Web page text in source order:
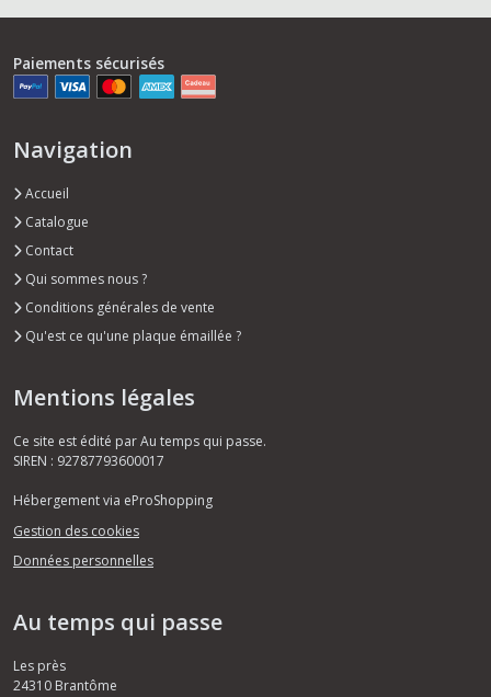
Paiements sécurisés
Navigation
Accueil
Catalogue
Contact
Qui sommes nous ?
Conditions générales de vente
Qu'est ce qu'une plaque émaillée ?
Mentions légales
Ce site est édité par Au temps qui passe.
SIREN : 92787793600017
Hébergement via eProShopping
Gestion des cookies
Données personnelles
Au temps qui passe
Les près
24310 Brantôme